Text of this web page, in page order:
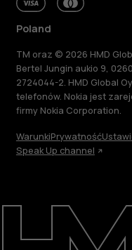
Naprawa i
Zrównoważony
Wsparcie
Poland
TM oraz © 2026 HMD
Bertel Jungin aukio 9,
2724044-2. HMD Global
telefonów. Nokia jest
firmy Nokia Corporation.
WarunkiPrywatność
Speak Up channel